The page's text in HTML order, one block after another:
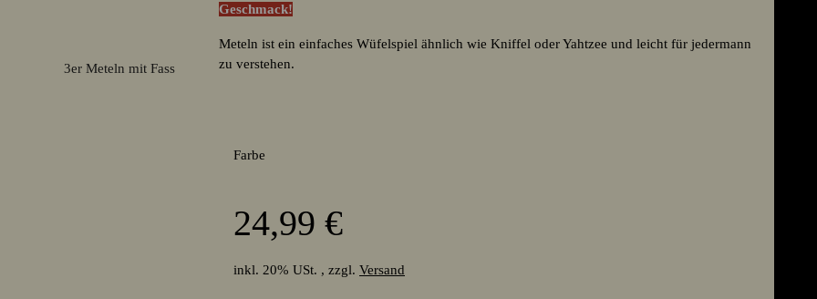
Geschmack!
Meteln ist ein einfaches Wüfelspiel ähnlich wie Kniffel oder Yahtzee und leicht für jedermann
zu verstehen.
Farbe
24,99 €
inkl. 20% USt. , zzgl. Versand